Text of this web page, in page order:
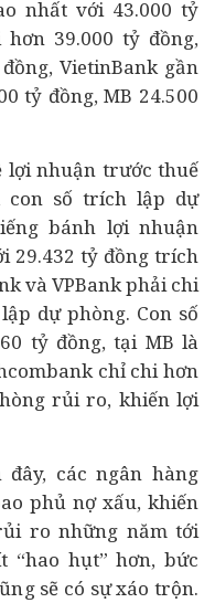
nhất với 43.000 tỷ
39.000 tỷ đồng,
VietinBank gần
tỷ đồng, MB 24.500
lợi nhuận trước thuế
con số trích lập dự
bánh lợi nhuận
29.432 tỷ đồng trích
và VPBank phải chi
dự phòng. Con số
tỷ đồng, tại MB là
chỉ chi hơn
rủi ro, khiến lợi
các ngân hàng
phủ nợ xấu, khiến
ro những năm tới
“hao hụt” hơn, bức
sẽ có sự xáo trộn.